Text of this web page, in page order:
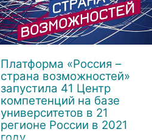
Платформа «Россия –
страна возможностей»
запустила 41 Центр
компетенций на базе
университетов в 21
регионе России в 2021